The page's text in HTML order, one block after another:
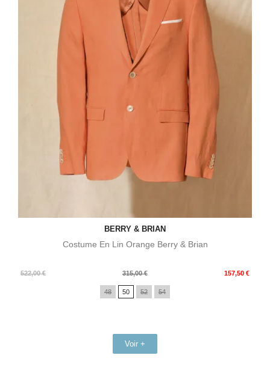
BERRY & BRIAN
Costume En Lin Orange Berry & Brian
522,00 €
Prix
315,00 € 157,50 €
Prix
48 50 52 54
Voir +